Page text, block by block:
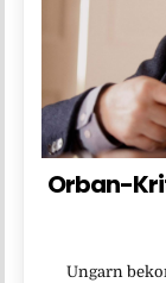
Orban-
Ungarn